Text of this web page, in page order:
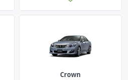
Crown